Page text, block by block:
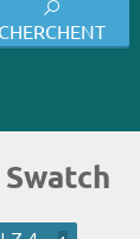
CHERCHENT
Swatch